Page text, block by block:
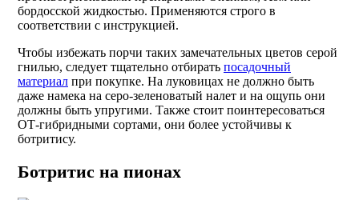
бордосской жидкостью. Применяются строго в
соответствии с инструкцией.
Чтобы избежать порчи таких замечательных цветов серой
гнилью, следует тщательно отбирать посадочный
материал при покупке. На луковицах не должно быть
даже намека на серо-зеленоватый налет и на ощупь они
должны быть упругими. Также стоит поинтересоваться
ОТ-гибридными сортами, они более устойчивы к
ботритису.
Ботритис на пионах